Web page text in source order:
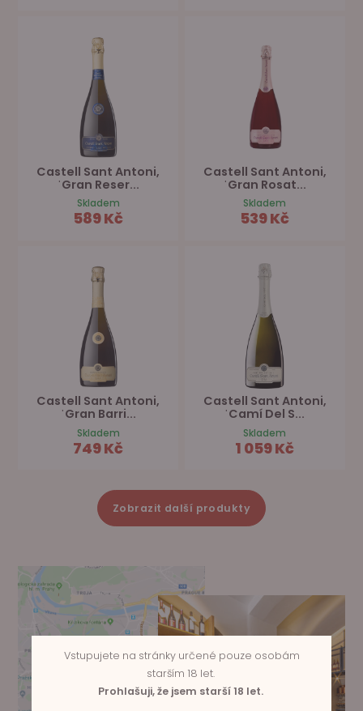
Castell Sant Antoni,
ˈGran Reser...
Skladem
589 Kč
Castell Sant Antoni,
ˈGran Rosat...
Skladem
539 Kč
Castell Sant Antoni,
ˈGran Barri...
Skladem
749 Kč
Castell Sant Antoni,
ˈCamí Del S...
Skladem
1 059 Kč
Zobrazit další produkty
Vstupujete na stránky určené pouze osobám
starším 18 let.
Prohlašuji, že jsem starší 18 let.